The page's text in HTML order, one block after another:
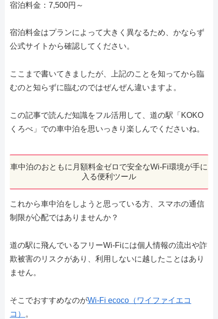
宿泊料金：7,500円～
宿泊料金はプランによって大きく異なるため、かならず
公式サイトから確認してください。
ここまで書いてきましたが、上記のことを知ってから臨
むのと知らずに臨むのではぜんぜん違いますよ。
この記事で読んだ知識をフル活用して、道の駅「KOKO
くろべ」での車中泊を思いっきり楽しんでくださいね。
車中泊のおともに月額料金ゼロで安全なWi-Fi環境が手に
入る便利ツール
これから車中泊をしようと思っている方、スマホの通信
制限が心配ではありませんか？
道の駅に飛んでいるフリーWi-Fiには個人情報の流出や詐
欺被害のリスクがあり、利用しないに越したことはあり
ません。
そこでおすすめなのがWi-Fi ecoco（ワイファイエコ
コ）
。